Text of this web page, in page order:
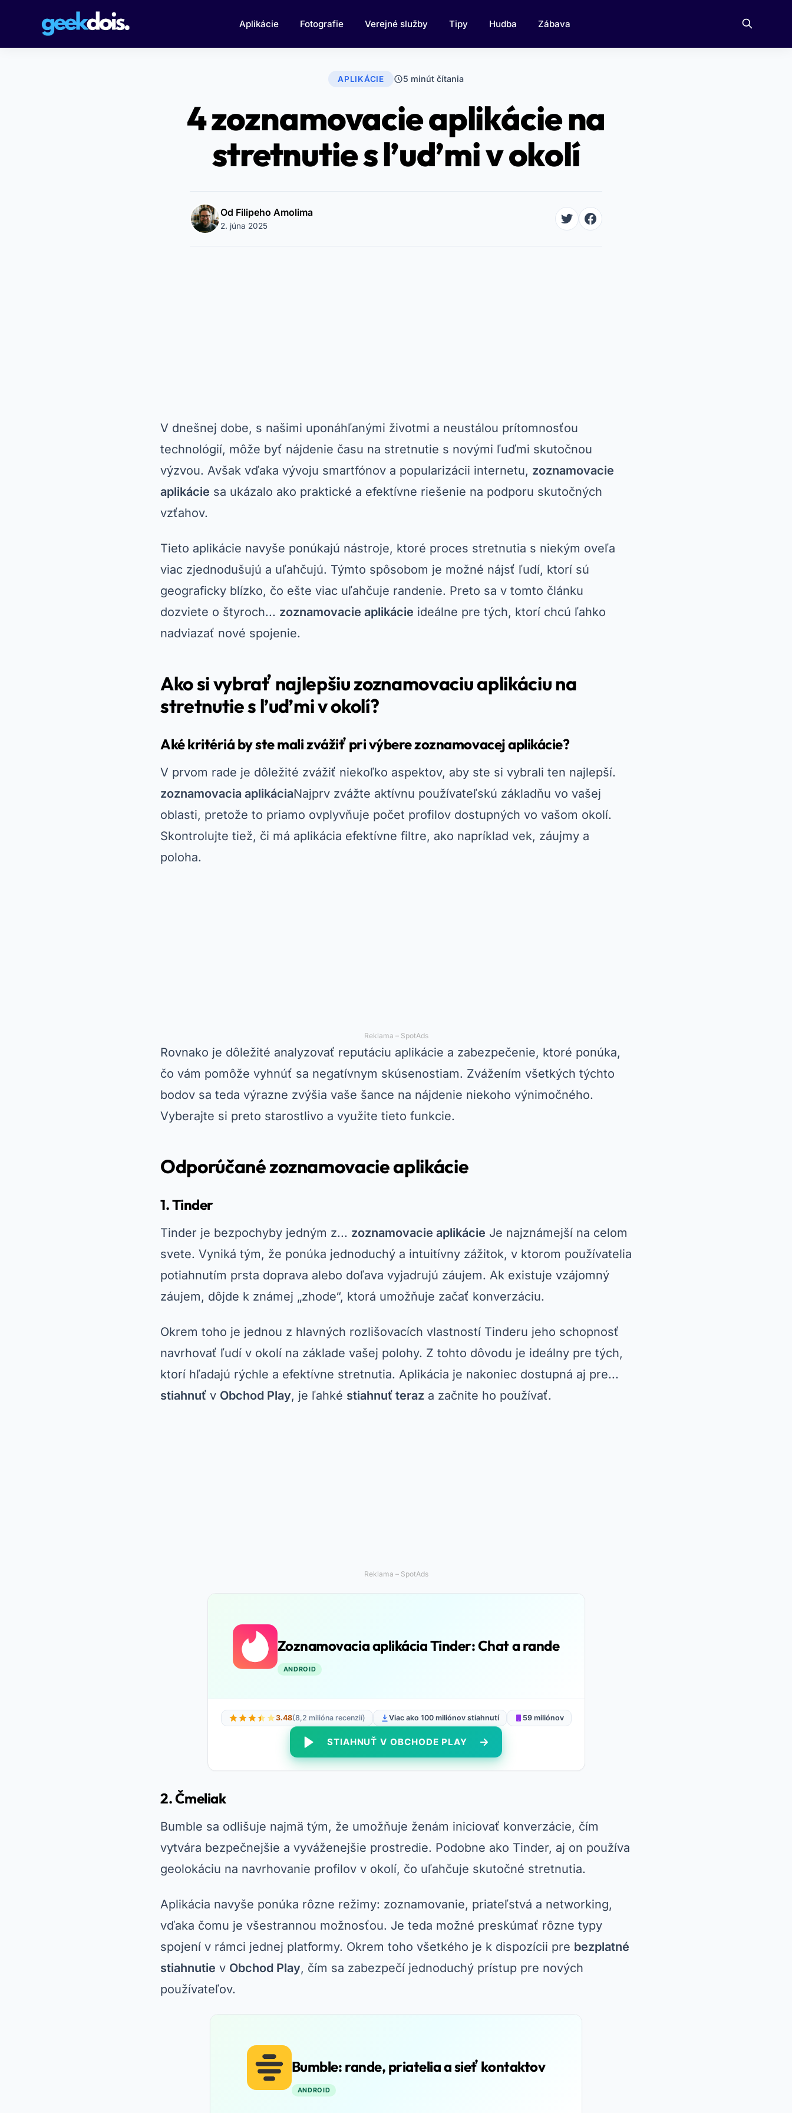
Aplikácie Fotografie Verejné služby Tipy Hudba Zábava
APLIKÁCIE 5 minút čítania
4 zoznamovacie aplikácie na
stretnutie s ľuďmi v okolí
Od Filipeho Amolima
2. júna 2025
V dnešnej dobe, s našimi uponáhľanými životmi a neustálou prítomnosťou
technológií, môže byť nájdenie času na stretnutie s novými ľuďmi skutočnou
výzvou. Avšak vďaka vývoju smartfónov a popularizácii internetu, zoznamovacie
aplikácie sa ukázalo ako praktické a efektívne riešenie na podporu skutočných
vzťahov.
Tieto aplikácie navyše ponúkajú nástroje, ktoré proces stretnutia s niekým oveľa
viac zjednodušujú a uľahčujú. Týmto spôsobom je možné nájsť ľudí, ktorí sú
geograficky blízko, čo ešte viac uľahčuje randenie. Preto sa v tomto článku
dozviete o štyroch... zoznamovacie aplikácie ideálne pre tých, ktorí chcú ľahko
nadviazať nové spojenie.
Ako si vybrať najlepšiu zoznamovaciu aplikáciu na
stretnutie s ľuďmi v okolí?
Aké kritériá by ste mali zvážiť pri výbere zoznamovacej aplikácie?
V prvom rade je dôležité zvážiť niekoľko aspektov, aby ste si vybrali ten najlepší.
zoznamovacia aplikáciaNajprv zvážte aktívnu používateľskú základňu vo vašej
oblasti, pretože to priamo ovplyvňuje počet profilov dostupných vo vašom okolí.
Skontrolujte tiež, či má aplikácia efektívne filtre, ako napríklad vek, záujmy a
poloha.
Reklama – SpotAds
Rovnako je dôležité analyzovať reputáciu aplikácie a zabezpečenie, ktoré ponúka,
čo vám pomôže vyhnúť sa negatívnym skúsenostiam. Zvážením všetkých týchto
bodov sa teda výrazne zvýšia vaše šance na nájdenie niekoho výnimočného.
Vyberajte si preto starostlivo a využite tieto funkcie.
Odporúčané zoznamovacie aplikácie
1. Tinder
Tinder je bezpochyby jedným z... zoznamovacie aplikácie Je najznámejší na celom
svete. Vyniká tým, že ponúka jednoduchý a intuitívny zážitok, v ktorom používatelia
potiahnutím prsta doprava alebo doľava vyjadrujú záujem. Ak existuje vzájomný
záujem, dôjde k známej „zhode“, ktorá umožňuje začať konverzáciu.
Okrem toho je jednou z hlavných rozlišovacích vlastností Tinderu jeho schopnosť
navrhovať ľudí v okolí na základe vašej polohy. Z tohto dôvodu je ideálny pre tých,
ktorí hľadajú rýchle a efektívne stretnutia. Aplikácia je nakoniec dostupná aj pre...
stiahnuť v Obchod Play, je ľahké stiahnuť teraz a začnite ho používať.
Reklama – SpotAds
Zoznamovacia aplikácia Tinder: Chat a rande
ANDROID
3.48(8,2 milióna recenzií) Viac ako 100 miliónov stiahnutí 59 miliónov
STIAHNUŤ V OBCHODE PLAY
2. Čmeliak
Bumble sa odlišuje najmä tým, že umožňuje ženám iniciovať konverzácie, čím
vytvára bezpečnejšie a vyváženejšie prostredie. Podobne ako Tinder, aj on používa
geolokáciu na navrhovanie profilov v okolí, čo uľahčuje skutočné stretnutia.
Aplikácia navyše ponúka rôzne režimy: zoznamovanie, priateľstvá a networking,
vďaka čomu je všestrannou možnosťou. Je teda možné preskúmať rôzne typy
spojení v rámci jednej platformy. Okrem toho všetkého je k dispozícii pre bezplatné
stiahnutie v Obchod Play, čím sa zabezpečí jednoduchý prístup pre nových
používateľov.
Bumble: rande, priatelia a sieť kontaktov
ANDROID